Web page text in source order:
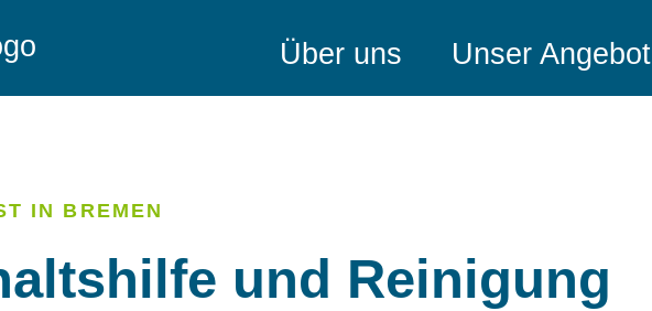
Über uns Unser Angebot
IN BREMEN
und Reinigung